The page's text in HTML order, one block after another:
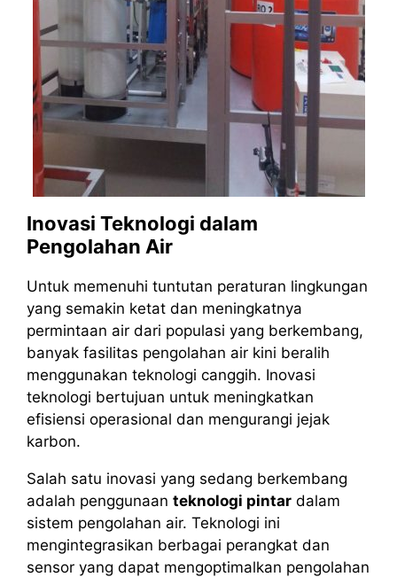
Inovasi Teknologi dalam
Pengolahan Air
Untuk memenuhi tuntutan peraturan lingkungan
yang semakin ketat dan meningkatnya
permintaan air dari populasi yang berkembang,
banyak fasilitas pengolahan air kini beralih
menggunakan teknologi canggih. Inovasi
teknologi bertujuan untuk meningkatkan
efisiensi operasional dan mengurangi jejak
karbon.
Salah satu inovasi yang sedang berkembang
adalah penggunaan teknologi pintar dalam
sistem pengolahan air. Teknologi ini
mengintegrasikan berbagai perangkat dan
sensor yang dapat mengoptimalkan pengolahan